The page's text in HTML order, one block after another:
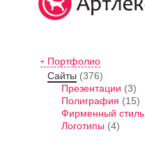
Портфолио
Сайты (376)
Презентации (3)
Полиграфия (15)
Фирменный стиль
Логотипы (4)